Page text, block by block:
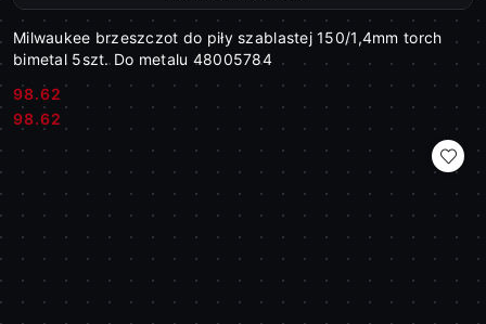
Milwaukee brzeszczot do piły szablastej 150/1,4mm torch
bimetal 5szt. Do metalu 48005784
Cena:
98.62
Cena:
98.62